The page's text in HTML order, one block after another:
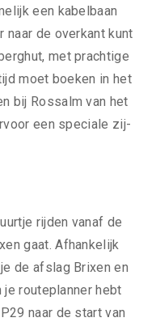
een kabelbaan
de overkant kunt
met prachtige
moet boeken in het
bij Rossalm van het
een speciale zij-
rijden vanaf de
gaat. Afhankelijk
de afslag Brixen en
routeplanner hebt
naar de start van